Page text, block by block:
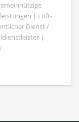
| Luft-
Dienst /
|